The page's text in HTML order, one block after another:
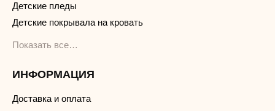
Детские пледы
Детские покрывала на кровать
Показать все…
ИНФОРМАЦИЯ
Доставка и оплата